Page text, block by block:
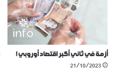
أزمة في ثاني أكبر اقتصاد أوروبي !
21/10/2023